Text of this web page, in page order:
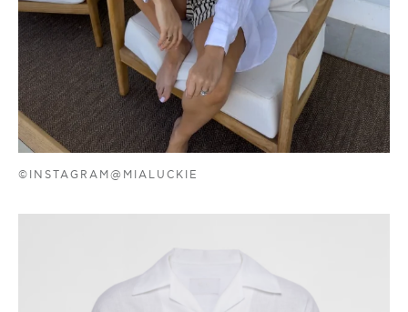
©INSTAGRAM@MIALUCKIE